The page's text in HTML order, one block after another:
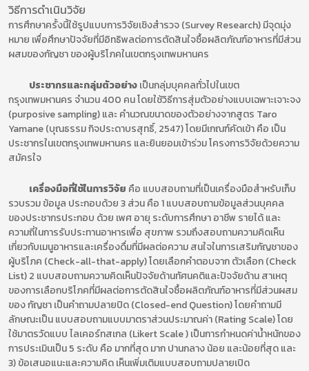
วิธีการดำเนินวิจัย
การศึกษาครั้งนี้ใช้รูปแบบการวิจัยเชิงสำรวจ (Survey Research) มีจุดมุ่ง
หมาย เพื่อศึกษาปัจจัยที่มีอิทธิพลต่อการตัดสินใจซื้อผลิตภัณฑ์อาหารที่มีส่วน
ผสมของกัญชา ของผู้บริโภคในเขตกรุงเทพมหานคร
ประชากรและกลุ่มตัวอย่างเป็นกลุ่มบุคคลทั่วไปในเขต
กรุงเทพมหานคร จำนวน 400 คน โดยใช้วิธีการสุ่มตัวอย่างแบบเฉพาะเจาะจง
(purposive sampling) และ คำนวณขนาดของตัวอย่างจากสูตร Taro
Yamane (บุณธรรม กิจประดาบรสุทธิ์, 2547) โดยมีเกณฑ์คัดเข้า คือ เป็น
ประชากรในเขตกรุงเทพมหานคร และยินยอมเข้าร่วม โครงการวิจัยด้วยความ
สมัครใจ
เครื่องมือที่ใช้ในการวิจัย คือ แบบสอบถามที่เป็นเครื่องมือสำหรับเก็บ
รวบรวม ข้อมูล ประกอบด้วย 3 ส่วน คือ 1 แบบสอบถามข้อมูลส่วนบุคคล
ของประชากรประกอบ ด้วย เพศ อายุ ระดับการศึกษา อาชีพ รายได้ และ
ความถี่ในการรับประทานอาหารเพื่อ สุขภาพ รวมถึงสอบถามความคิดเห็น
เกี่ยวกับเมนูอาหารและเครื่องดื่มที่มีผลต่อความ สนใจในการเสริมกัญชาของ
ผู้บริโภค (Check-all-that-apply) โดยเลือกคำตอบจาก ตัวเลือก (Check
List) 2 แบบสอบถามความคิดเห็นปัจจัยด้านทัศนคติและปัจจัยด้าน สาเหตุ
ของการเลือกบริโภคที่มีผลต่อการตัดสินใจซื้อผลิตภัณฑ์อาหารที่มีส่วนผสม
ของ กัญชา เป็นคำถามปลายปิด (Closed-end Question) โดยคำถามมี
ลักษณะเป็น แบบสอบถามแบบมาตราส่วนประมาณค่า (Rating Scale) โดย
ใช้มาตรวัดแบบ ไลเคอร์ทสเกล (Likert Scale ) เป็นการกำหนดค่าน้ำหนักของ
การประเมินเป็น 5 ระดับ คือ มากที่สุด มาก ปานกลาง น้อย และน้อยที่สุด และ
3) ข้อเสนอแนะและความคิด เห็นเพิ่มเติมแบบสอบถามปลายเปิด